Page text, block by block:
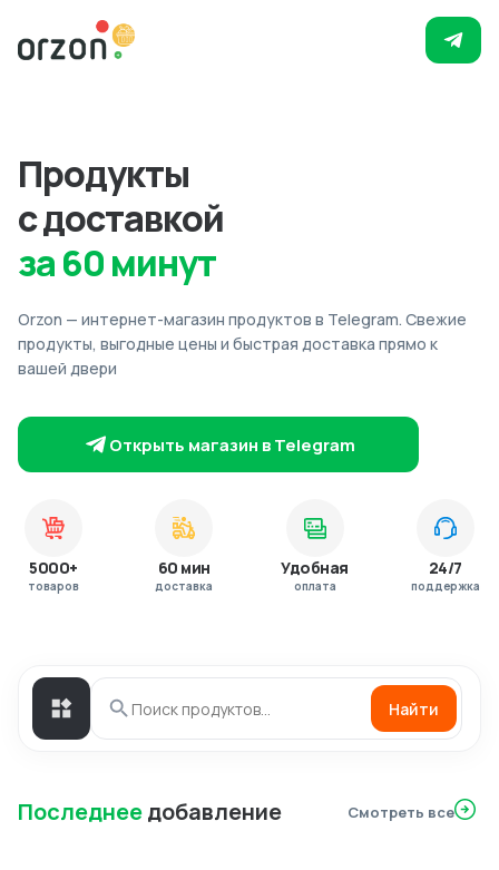
Продукты
с доставкой
за 60 минут
Orzon — интернет-магазин продуктов в Telegram. Свежие
продукты, выгодные цены и быстрая доставка прямо к
вашей двери
Открыть магазин в Telegram
5000+
товаров
60 мин
доставка
Удобная
оплата
24/7
поддержка
Найти
Последнеедобавление Смотреть все